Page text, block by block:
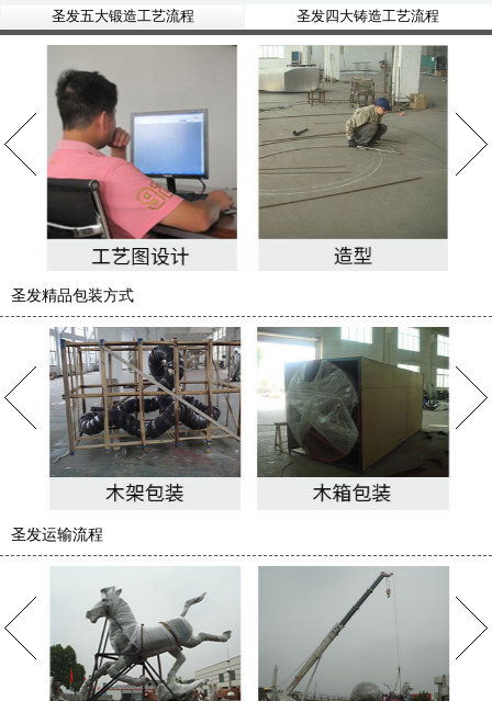
圣发五大锻造工艺流程 圣发四大铸造工艺流程
圣发精品包装方式
圣发运输流程